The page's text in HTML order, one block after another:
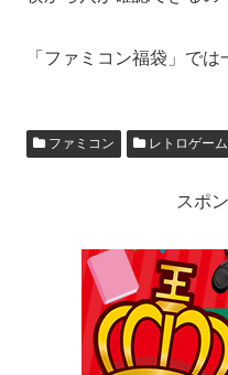
「ファミコン福袋」では
ファミコン レトロゲー
スポ